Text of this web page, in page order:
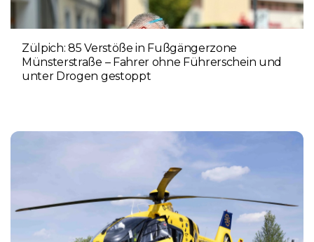
Zülpich: 85 Verstöße in Fußgängerzone
Münsterstraße – Fahrer ohne Führerschein und
unter Drogen gestoppt